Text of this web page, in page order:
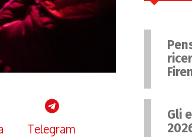
Telegram
Gli